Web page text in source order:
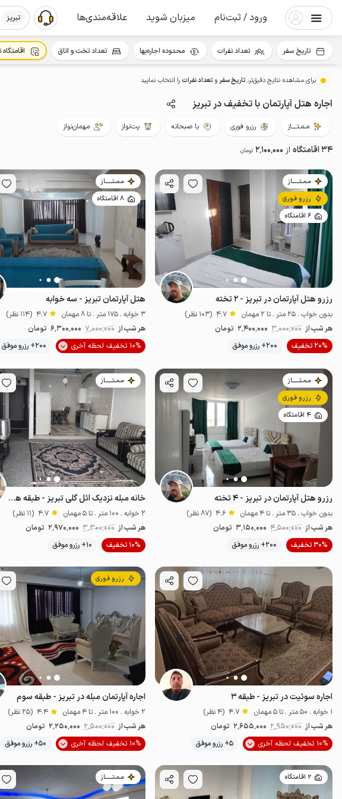
ورود / ثبت‌نام میزبان شوید علاقه‌مندی‌ها تبریز
برای مشاهده نتایج دقیق‌تر، تاریخ سفرو تعداد نفراترا انتخاب نمایید
اجاره هتل آپارتمان با تخفیف در تبریز
مـمـتــــاز رزرو فوری با صبحانه پت‌نواز مهمان‌نواز
34 اقامتگاه از 2٬100٬000 تومان
مـمـتــــــاز
رزرو فوری
6 اقامتگاه
رزرو هتل آپارتمان در تبریز - ۲ تخته
بدون خواب . 25 متر . تا 2 مهمان 4.7 (103 نظر)
هر شب از 3٬000٬000 2٬400٬000 تومان
20% تخفیف
200+ رزرو موفق موقعیت در نقشه
مـمـتــــــاز
8 اقامتگاه
هتل آپارتمان تبریز - سه خوابه
3 خوابه . 175 متر . تا 8 مهمان 4.7 (114 نظر)
هر شب از 7٬000٬000 6٬300٬000 تومان
10% تخفیف لحظه آخری
200+ رزرو موفق
مـمـتــــــاز
رزرو فوری
4 اقامتگاه
رزرو هتل آپارتمان در تبریز - ۴ تخته
بدون خواب . 35 متر . تا 4 مهمان 4.6 (87 نظر)
هر شب از 4٬500٬000 3٬150٬000 تومان
30% تخفیف
200+ رزرو موفق موقعیت در نقشه
مـمـتــــــاز
خانه مبله نزدیک ائل گلی تبریز - طبقه همکف
2 خوابه . 100 متر . تا 5 مهمان 4.7 (11 نظر)
هر شب از 3٬300٬000 2٬970٬000 تومان
10% تخفیف
10+ رزرو موفق
اجاره سوئیت در تبریز - طبقه ۳
1 خوابه . 50 متر . تا 5 مهمان 4.7 (4 نظر)
هر شب از 2٬950٬000 2٬655٬000 تومان
10% تخفیف لحظه آخری
5+ رزرو موفق موقعیت در نقشه
رزرو فوری
اجاره آپارتمان مبله در تبریز - طبقه سوم
2 خوابه . 100 متر . تا 4 مهمان 4.4 (25 نظر)
هر شب از 2٬500٬000 2٬250٬000 تومان
10% تخفیف لحظه آخری
50+ رزرو موفق
2 اقامتگاه مـمـتــــــاز
تاریخ سفر تعداد نفرات محدوده اجاره‌بها تعداد تخت و اتاق اقامتگاه تخفیف‌دار